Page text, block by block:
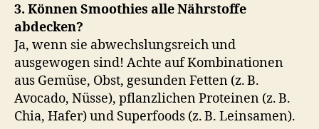
3. Können Smoothies alle Nährstoffe
abdecken?
Ja, wenn sie abwechslungsreich und
ausgewogen sind! Achte auf Kombinationen
aus Gemüse, Obst, gesunden Fetten (z. B.
Avocado, Nüsse), pflanzlichen Proteinen (z. B.
Chia, Hafer) und Superfoods (z. B. Leinsamen).